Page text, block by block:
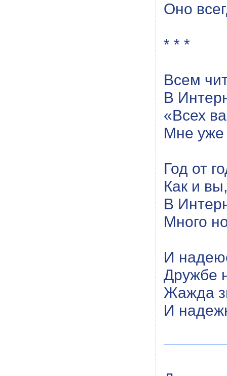
Оно
* * *
Всем
В
«Всех
Мне уже
Год от
Как и
В
Много
И
Дружбе
Жажда
И